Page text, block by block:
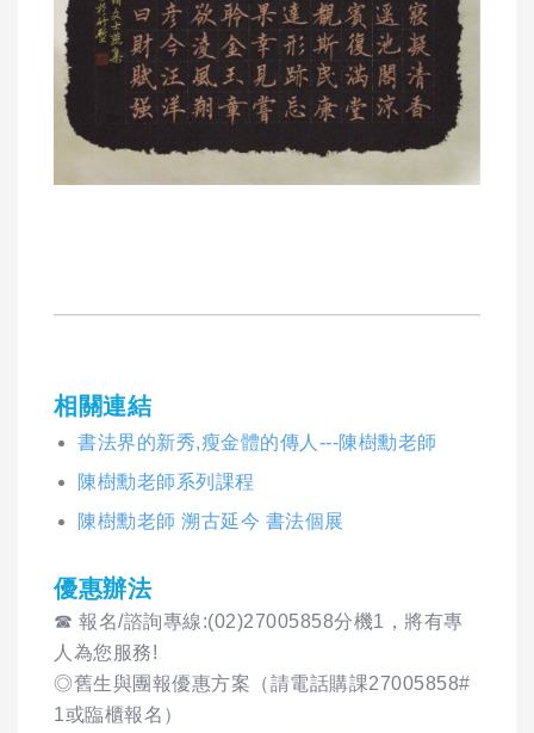
相關連結
書法界的新秀,瘦金體的傳人---陳樹勳老師
陳樹勳老師系列課程
陳樹勳老師 溯古延今 書法個展
優惠辦法
☎ 報名/諮詢專線:(02)27005858分機1，將有專
人為您服務!
◎舊生與團報優惠方案（請電話購課27005858#
1或臨櫃報名）